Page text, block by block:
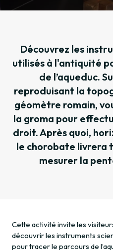
Découvrez les
utilisés à l'antiquité
de l’aqueduc.
reproduisant la
géomètre romain,
la groma pour
droit. Après quoi,
le chorobate livrera
mesurer la
Cette activité invite les
découvrir les instruments
pour tracer le parcours de